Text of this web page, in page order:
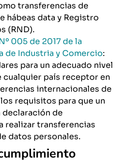
transferencias de
hábeas data y Registro
(RND).
005 de 2017 de la
de Industria y Comercio:
para un adecuado nivel
país receptor en
internacionales de
requisitos para que un
declaración de
realizar transferencias
datos personales.